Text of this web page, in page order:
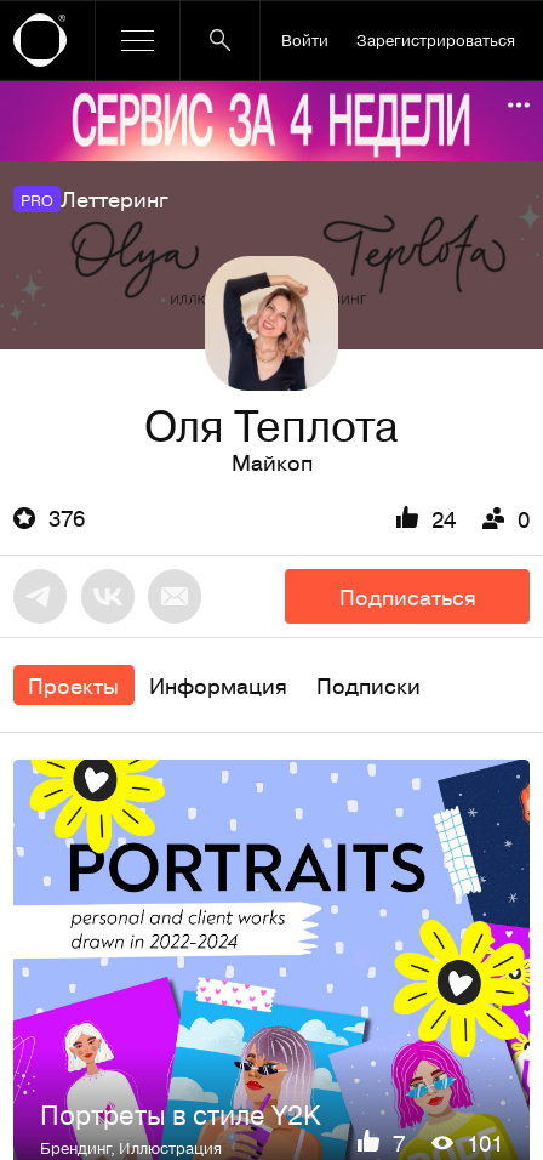
Войти Зарегистрироваться
Ссылка баннера
PRO Леттеринг
Оля Теплота
Майкоп
376
24 0
Подписаться
Проекты Информация Подписки
Портреты в стиле Y2K
Брендинг,Иллюстрация 7 101